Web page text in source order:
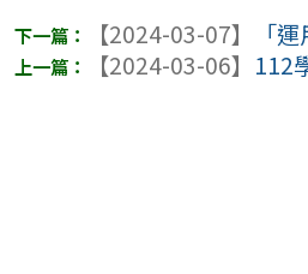
【2024-03-07】
「
【2024-03-06】 112